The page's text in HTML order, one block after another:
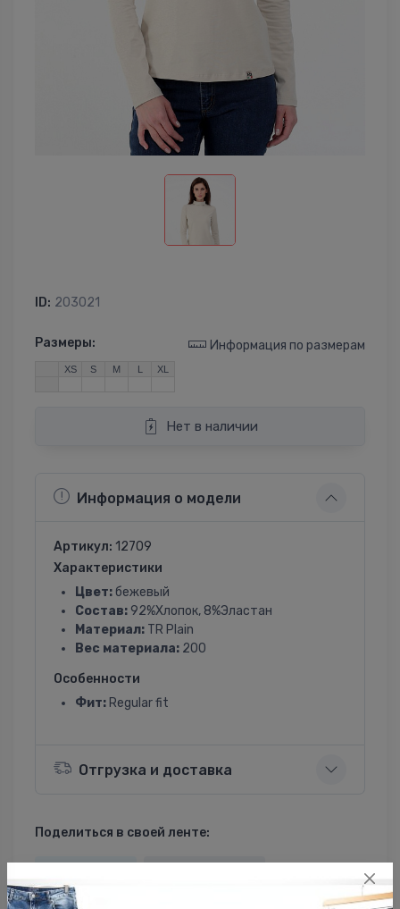
ID: 203021
Размеры: Информация по размерам
XS S M L XL
Нет в наличии
Информация о модели
Артикул: 12709
Характеристики
Цвет: бежевый
Состав: 92%Хлопок, 8%Эластан
Материал: TR Plain
Вес материала: 200
Особенности
Фит: Regular fit
Отгрузка и доставка
Поделиться в своей ленте: